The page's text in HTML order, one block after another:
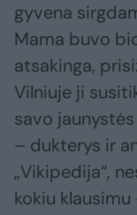
gyvena
Mama buvo
atsakinga,
Vilniuje ji
savo
– dukterys ir
„Vikipedija“,
kokiu